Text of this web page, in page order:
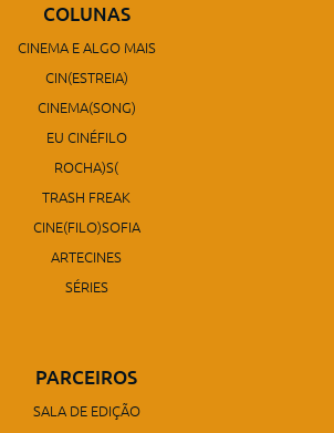
COLUNAS
CINEMA E ALGO MAIS
CIN(ESTREIA)
CINEMA(SONG)
EU CINÉFILO
ROCHA)S(
TRASH FREAK
CINE(FILO)SOFIA
ARTECINES
SÉRIES
PARCEIROS
SALA DE EDIÇÃO